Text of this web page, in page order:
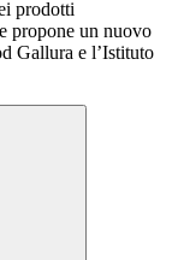
prodotti
propone un nuovo
Gallura e l’Istituto